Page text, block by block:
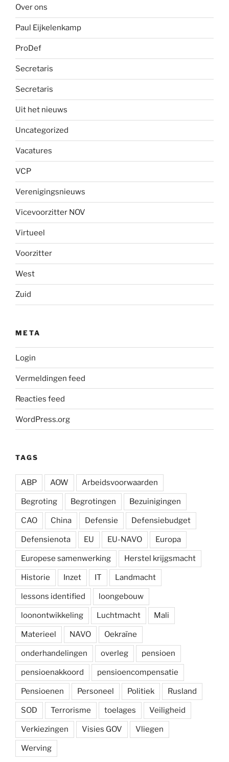
Over ons
Paul Eijkelenkamp
ProDef
Secretaris
Secretaris
Uit het nieuws
Uncategorized
Vacatures
VCP
Verenigingsnieuws
Vicevoorzitter NOV
Virtueel
Voorzitter
West
Zuid
META
Login
Vermeldingen feed
Reacties feed
WordPress.org
TAGS
ABP AOW Arbeidsvoorwaarden
Begroting Begrotingen Bezuinigingen
CAO China Defensie Defensiebudget
Defensienota EU EU-NAVO Europa
Europese samenwerking Herstel krijgsmacht
Historie Inzet IT Landmacht
lessons identified loongebouw
loonontwikkeling Luchtmacht Mali
Materieel NAVO Oekraïne
onderhandelingen overleg pensioen
pensioenakkoord pensioencompensatie
Pensioenen Personeel Politiek Rusland
SOD Terrorisme toelages Veiligheid
Verkiezingen Visies GOV Vliegen
Werving